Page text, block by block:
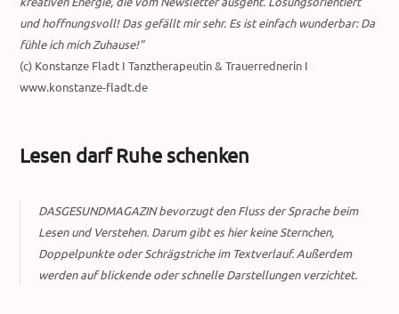
und hoffnungsvoll! Das gefällt mir sehr. Es ist einfach wunderbar: Da
fühle ich mich Zuhause!"
(c) Konstanze Fladt I Tanztherapeutin & Trauerrednerin I
www.konstanze-fladt.de
Lesen darf Ruhe schenken
DASGESUNDMAGAZIN bevorzugt den Fluss der Sprache beim
Lesen und Verstehen. Darum gibt es hier keine Sternchen,
Doppelpunkte oder Schrägstriche im Textverlauf. Außerdem
werden auf blickende oder schnelle Darstellungen verzichtet.